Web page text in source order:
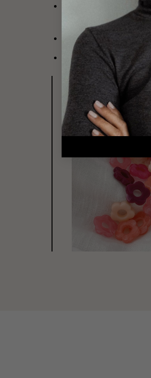
Fermoir pratique et
Par mesure d’hygiène,
Cette paire est
Changez de